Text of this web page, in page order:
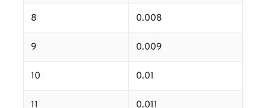
8 0.008
9 0.009
10 0.01
11 0.011